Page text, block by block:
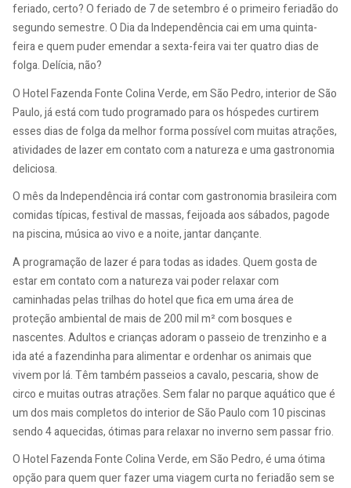
feriado, certo? O feriado de 7 de setembro é o primeiro feriadão do
segundo semestre. O Dia da Independência cai em uma quinta-
feira e quem puder emendar a sexta-feira vai ter quatro dias de
folga. Delícia, não?
O Hotel Fazenda Fonte Colina Verde, em São Pedro, interior de São
Paulo, já está com tudo programado para os hóspedes curtirem
esses dias de folga da melhor forma possível com muitas atrações,
atividades de lazer em contato com a natureza e uma gastronomia
deliciosa.
O mês da Independência irá contar com gastronomia brasileira com
comidas típicas, festival de massas, feijoada aos sábados, pagode
na piscina, música ao vivo e a noite, jantar dançante.
A programação de lazer é para todas as idades. Quem gosta de
estar em contato com a natureza vai poder relaxar com
caminhadas pelas trilhas do hotel que fica em uma área de
proteção ambiental de mais de 200 mil m² com bosques e
nascentes. Adultos e crianças adoram o passeio de trenzinho e a
ida até a fazendinha para alimentar e ordenhar os animais que
vivem por lá. Têm também passeios a cavalo, pescaria, show de
circo e muitas outras atrações. Sem falar no parque aquático que é
um dos mais completos do interior de São Paulo com 10 piscinas
sendo 4 aquecidas, ótimas para relaxar no inverno sem passar frio.
O Hotel Fazenda Fonte Colina Verde, em São Pedro, é uma ótima
opção para quem quer fazer uma viagem curta no feriadão sem se